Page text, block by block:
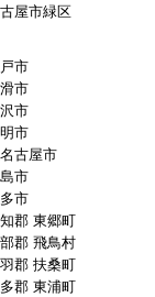
屋市緑区
市
市
市
市
古屋市
市
市
郡 東郷町
郡 飛鳥村
郡 扶桑町
郡 東浦町